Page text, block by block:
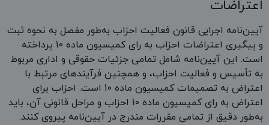
اعتراضات
آیین‌نامه اجرایی قانون فعالیت احزاب به‌طور مفصل به نحوه ثبت
و پیگیری اعتراضات احزاب به رای کمیسیون ماده 10 پرداخته
است. این آیین‌نامه شامل تمامی جزئیات حقوقی و اداری مربوط
به تأسیس و فعالیت احزاب، و همچنین فرآیندهای مرتبط با
اعتراض به تصمیمات کمیسیون ماده 10 است. احزاب برای
اعتراض به رای کمیسیون ماده 10 احزاب و مراحل قانونی آن، باید
به‌طور دقیق از تمامی مقررات مندرج در آیین‌نامه پیروی کنند.